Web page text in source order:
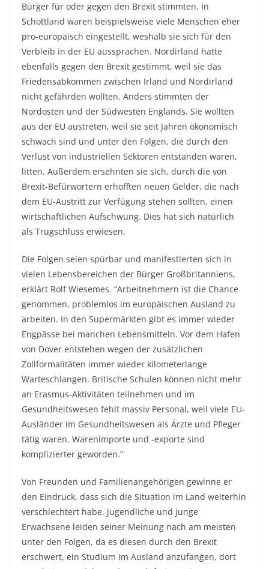
Bürger für oder gegen den Brexit stimmten. In
Schottland waren beispielsweise viele Menschen eher
pro-europäisch eingestellt, weshalb sie sich für den
Verbleib in der EU aussprachen. Nordirland hatte
ebenfalls gegen den Brexit gestimmt, weil sie das
Friedensabkommen zwischen Irland und Nordirland
nicht gefährden wollten. Anders stimmten der
Nordosten und der Südwesten Englands. Sie wollten
aus der EU austreten, weil sie seit Jahren ökonomisch
schwach sind und unter den Folgen, die durch den
Verlust von industriellen Sektoren entstanden waren,
litten. Außerdem ersehnten sie sich, durch die von
Brexit-Befürwortern erhofften neuen Gelder, die nach
dem EU-Austritt zur Verfügung stehen sollten, einen
wirtschaftlichen Aufschwung. Dies hat sich natürlich
als Trugschluss erwiesen.
Die Folgen seien spürbar und manifestierten sich in
vielen Lebensbereichen der Bürger Großbritanniens,
erklärt Rolf Wiesemes. “Arbeitnehmern ist die Chance
genommen, problemlos im europäischen Ausland zu
arbeiten. In den Supermärkten gibt es immer wieder
Engpässe bei manchen Lebensmitteln. Vor dem Hafen
von Dover entstehen wegen der zusätzlichen
Zollformalitäten immer wieder kilometerlange
Warteschlangen. Britische Schulen können nicht mehr
an Erasmus-Aktivitäten teilnehmen und im
Gesundheitswesen fehlt massiv Personal, weil viele EU-
Ausländer im Gesundheitswesen als Ärzte und Pfleger
tätig waren. Warenimporte und -exporte sind
komplizierter geworden.”
Von Freunden und Familienangehörigen gewinne er
den Eindruck, dass sich die Situation im Land weiterhin
verschlechtert habe. Jugendliche und junge
Erwachsene leiden seiner Meinung nach am meisten
unter den Folgen, da es diesen durch den Brexit
erschwert, ein Studium im Ausland anzufangen, dort